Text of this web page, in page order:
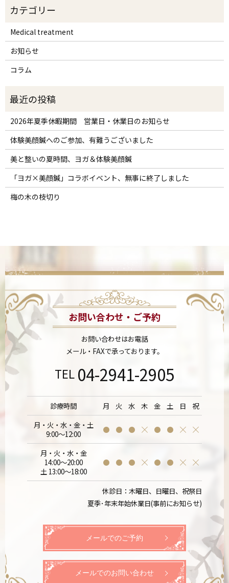
Medical treatment
お知らせ
コラム
2026年夏季休暇期間 営業日・休業日のお知らせ
体験美顔鍼へのご参加、有難うございました
美と整いの夏時間、ヨガ＆体験美顔鍼
「ヨガ×美顔鍼」コラボイベント、無事に終了しました
梅の木の枝切り
お問い合わせ・ご予約
お問い合わせはお電話
メール・FAXで承っております。
TEL 04-2941-2905
診療時間 月 火 水 木 金 土 日
祝
月・火・水・金・土
9:00～12:00
月・火・水・金
14:00～20:00
土 13:00～18:00
休診日：木曜日、日曜日、祝祭日
夏季･年末年始休業日(事前にお知らせ)
メールでのご予約
メールでのお問い合わせ